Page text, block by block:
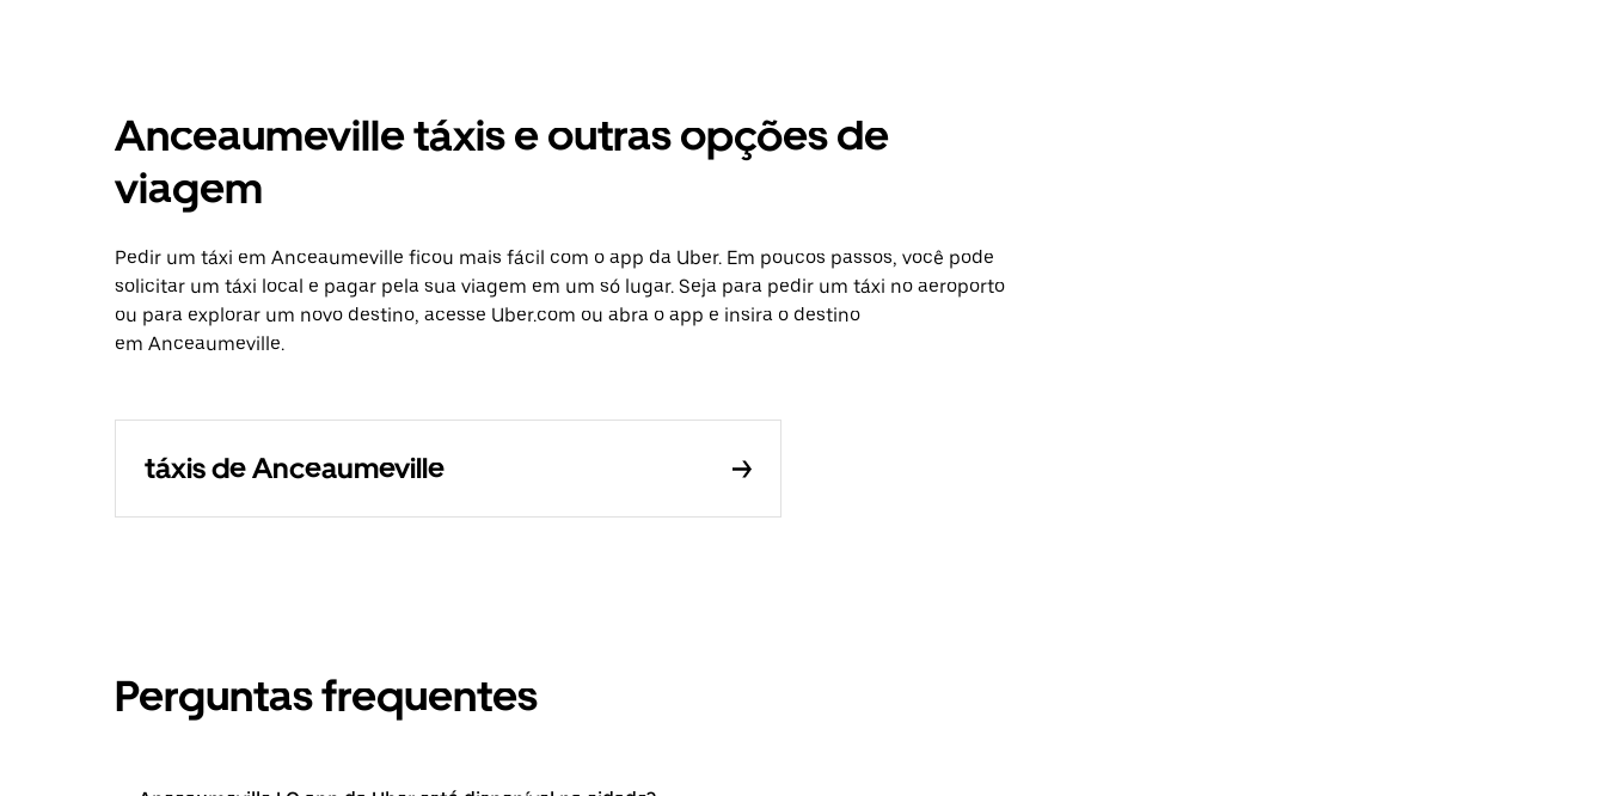
Anceaumeville táxis e outras opções de
viagem
Pedir um táxi em Anceaumeville ficou mais fácil com o app da Uber. Em poucos passos, você pode
solicitar um táxi local e pagar pela sua viagem em um só lugar. Seja para pedir um táxi no aeroporto
ou para explorar um novo destino, acesse Uber.com ou abra o app e insira o destino
em Anceaumeville.
táxis de Anceaumeville
Perguntas frequentes